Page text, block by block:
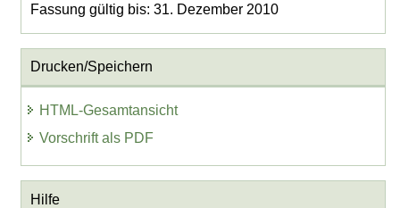
Fassung gültig bis: 31. Dezember 2010
Drucken/Speichern
HTML-Gesamtansicht
Vorschrift als PDF
Hilfe